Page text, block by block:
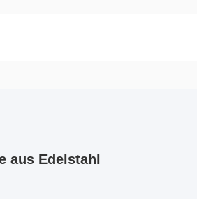
aus Edelstahl